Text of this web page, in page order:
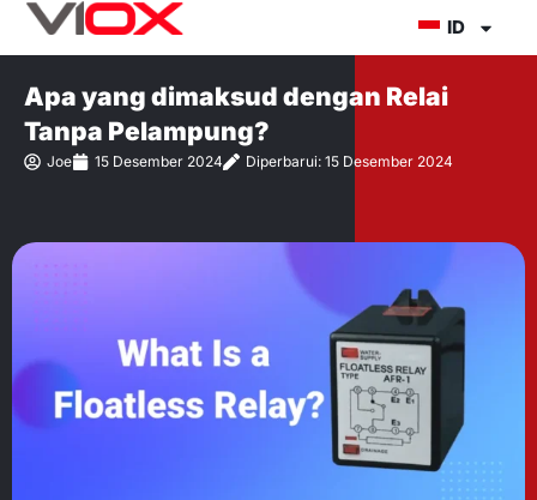
Lewati
ID
Apa yang dimaksud dengan Relai
Tanpa Pelampung?
Joe 15 Desember 2024 Diperbarui: 15 Desember 2024